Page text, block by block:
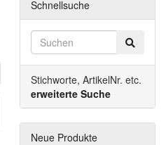
Schnellsuche
Stichworte, ArtikelNr. etc.
erweiterte Suche
Neue Produkte